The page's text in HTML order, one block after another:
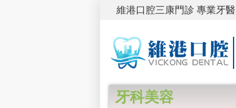
維港口腔三康門診 專業牙醫
牙科美容